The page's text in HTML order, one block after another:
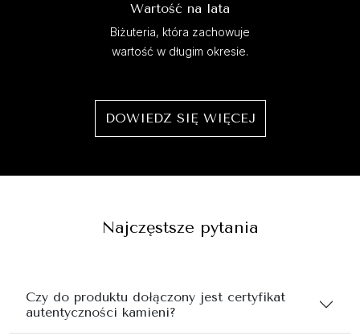
Wartość na lata
Biżuteria, która zachowuje
wartość w długim okresie.
DOWIEDZ SIĘ WIĘCEJ
Najczęstsze pytania
Czy do produktu dołączony jest certyfikat
autentyczności kamieni?